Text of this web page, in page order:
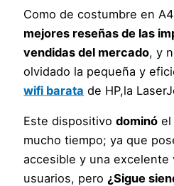
Como de costumbre en
mejores reseñas de las
vendidas del mercado, y
olvidado la pequeña y
wifi barata de HP,la
Este dispositivodominó el
mucho tiempo; ya que
accesible y una excelente
usuarios, pero ¿Sigue